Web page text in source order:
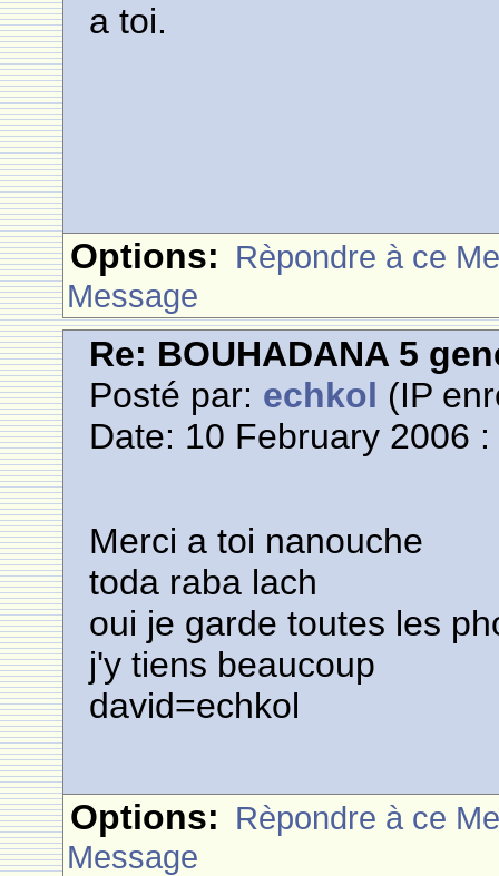
a toi.
Options: Rèpondre à ce
Message
Re: BOUHADANA 5
Posté par: echkol (IP
Date: 10 February 2006
Merci a toi nanouche
toda raba lach
oui je garde toutes les
j'y tiens beaucoup
david=echkol
Options: Rèpondre à ce
Message